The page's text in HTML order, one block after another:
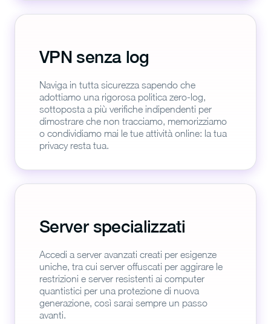
VPN senza log
Naviga in tutta sicurezza sapendo che
adottiamo una rigorosa politica zero-log,
sottoposta a più verifiche indipendenti per
dimostrare che non tracciamo, memorizziamo
o condividiamo mai le tue attività online: la tua
privacy resta tua.
Server specializzati
Accedi a server avanzati creati per esigenze
uniche, tra cui server offuscati per aggirare le
restrizioni e server resistenti ai computer
quantistici per una protezione di nuova
generazione, così sarai sempre un passo
avanti.